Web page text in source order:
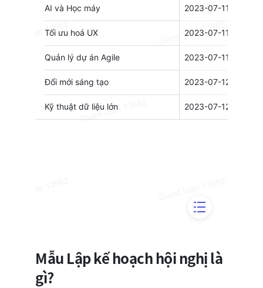
Mẫu Lập kế hoạch hội nghị là
gì?